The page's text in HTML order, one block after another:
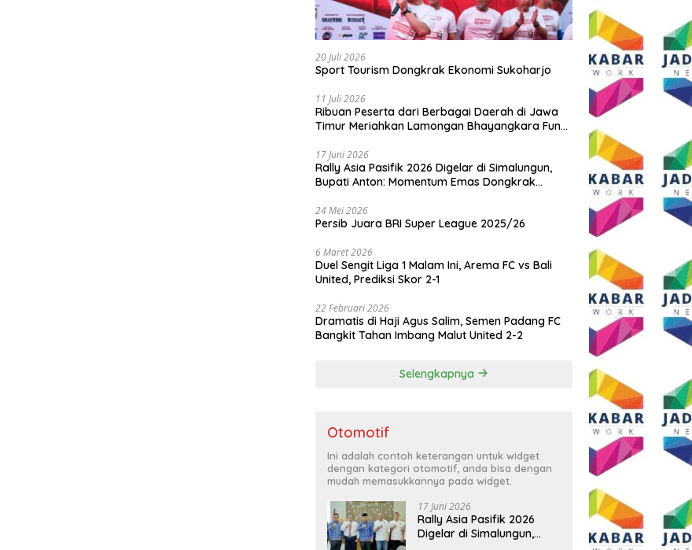
20 Juli 2026
Sport Tourism Dongkrak Ekonomi Sukoharjo
11 Juli 2026
Ribuan Peserta dari Berbagai Daerah di Jawa
Timur Meriahkan Lamongan Bhayangkara Fun
17 Juni 2026
Rally Asia Pasifik 2026 Digelar di Simalungun,
Bupati Anton: Momentum Emas Dongkrak
24 Mei 2026
Persib Juara BRI Super League 2025/26
6 Maret 2026
Duel Sengit Liga 1 Malam Ini, Arema FC vs Bali
United, Prediksi Skor 2-1
22 Februari 2026
Dramatis di Haji Agus Salim, Semen Padang FC
Bangkit Tahan Imbang Malut United 2-2
Selengkapnya
Otomotif
Ini adalah contoh keterangan untuk widget
dengan kategori otomotif, anda bisa dengan
mudah memasukkannya pada widget.
17 Juni 2026
Rally Asia Pasifik 2026
Digelar di Simalungun,